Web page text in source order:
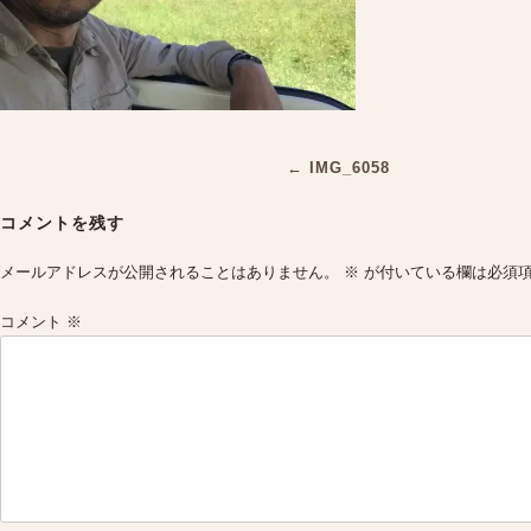
← IMG_6058
コメントを残す
メールアドレスが公開されることはありません。 ※ が付いている欄は必須
コメント ※